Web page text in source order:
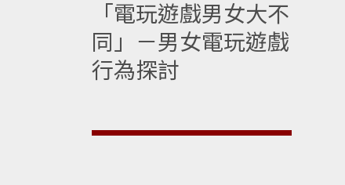
「電玩遊戲男女大不
同」－男女電玩遊戲
行為探討